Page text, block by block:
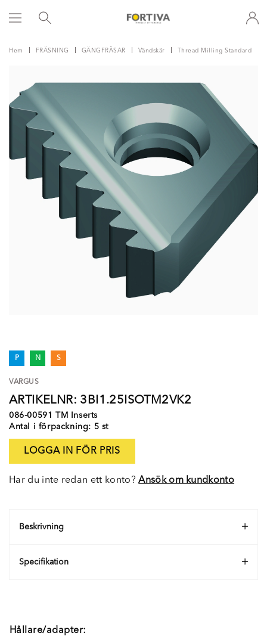
Hem FRÄSNING GÄNGFRÄSAR Vändskär Thread Milling Standard
P N S
VARGUS
ARTIKELNR: 3BI1.25ISOTM2VK2
086-00591 TM Inserts
Antal i förpackning: 5 st
LOGGA IN FÖR PRIS
Har du inte redan ett konto?Ansök om kundkonto
Beskrivning
Specifikation
Hållare/adapter: